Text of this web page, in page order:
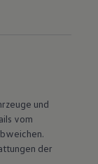
und
vom
der